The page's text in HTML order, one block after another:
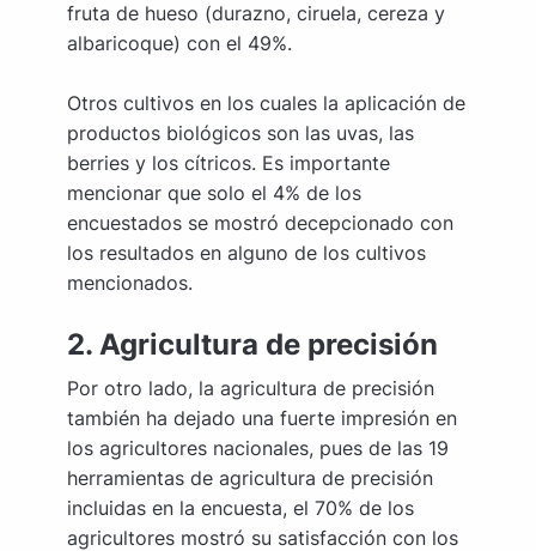
fruta de hueso (durazno, ciruela, cereza y
albaricoque) con el 49%.
Otros cultivos en los cuales la aplicación de
productos biológicos son las uvas, las
berries y los cítricos. Es importante
mencionar que solo el 4% de los
encuestados se mostró decepcionado con
los resultados en alguno de los cultivos
mencionados.
2. Agricultura de precisión
Por otro lado, la agricultura de precisión
también ha dejado una fuerte impresión en
los agricultores nacionales, pues de las 19
herramientas de agricultura de precisión
incluidas en la encuesta, el 70% de los
agricultores mostró su satisfacción con los